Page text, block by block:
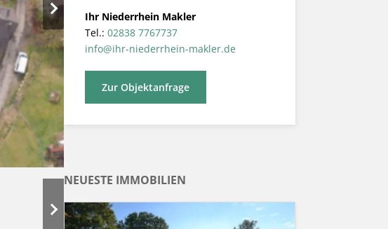
Ihr Niederrhein Makler
Tel.: 02838 7767737
info@ihr-niederrhein-makler.de
Zur Objektanfrage
NEUESTE IMMOBILIEN